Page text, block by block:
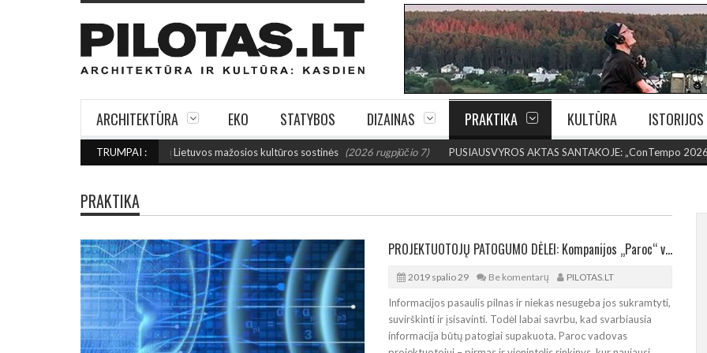
ARCHITEKTŪRA EKO STATYBOS DIZAINAS PRAKTIKA KULTŪRA ISTORIJOS
TRUMPAI :
Išrinktos 2027-ųjų Lietuvos mažosios kultūros sostinės (2026 rugpjūčio 7) PUSIAUSVYROS AKTAS SANTAKOJE: „ConTempo 2026“ uždarys
PRAKTIKA
PROJEKTUOTOJŲ PATOGUMO DĖLEI: Kompanijos „Paroc“ vadovas kasdieniam darbui
2019 spalio 29 Be komentarų PILOTAS.LT
Informacijos pasaulis pilnas ir niekas nesugeba jos sukramtyti,
suvirškinti ir įsisavinti. Todėl labai savrbu, kad svarbiausia
informacija būtų patogiai supakuota. Paroc vadovas